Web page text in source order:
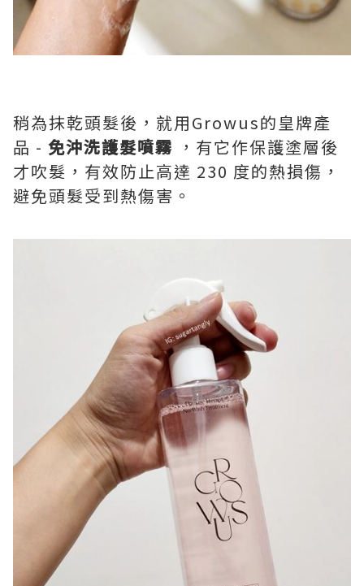
稍為抹乾頭髮後，就用Growus的皇牌產
品 - 免沖洗護髮噴霧 ，有它作保護塗層後
才吹髮，有效防止高達 230 度的熱損傷，
避免頭髮受到熱傷害。